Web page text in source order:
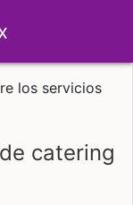
los servicios